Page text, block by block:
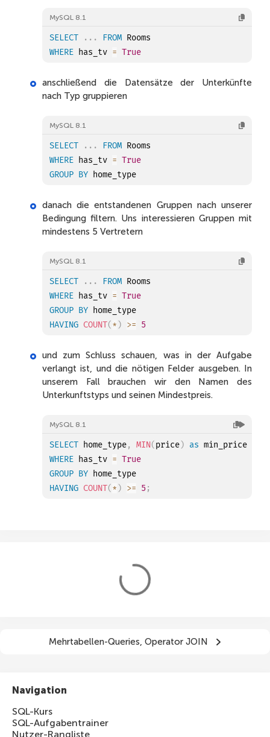
MySQL 8.1
SELECT . . . FROM
WHERE has_tv = True
anschließend die Datensätze der Unterkünfte
nach Typ gruppieren
MySQL 8.1
SELECT . . . FROM
WHERE has_tv = True
GROUP BY
danach die entstandenen Gruppen nach unserer
Bedingung filtern. Uns interessieren Gruppen mit
mindestens 5 Vertretern
MySQL 8.1
SELECT . . . FROM
WHERE has_tv = True
GROUP BY
HAVING COUNT(* ) >= 5
und zum Schluss schauen, was in der Aufgabe
verlangt ist, und die nötigen Felder ausgeben. In
unserem Fall brauchen wir den Namen des
Unterkunftstyps und seinen Mindestpreis.
MySQL 8.1
SELECT home_type, MIN(price) as min_price
WHERE has_tv = True
GROUP BY
HAVING COUNT(* ) >= 5;
Mehrtabellen-Queries, Operator JOIN
Navigation
SQL-Kurs
SQL-Aufgabentrainer
Nutzer-Rangliste